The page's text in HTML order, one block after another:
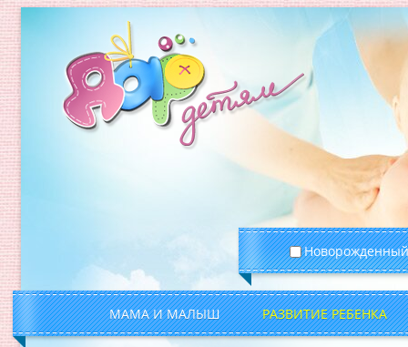
МАМА И МАЛЫШ РАЗВИТИЕ РЕБЕНКА